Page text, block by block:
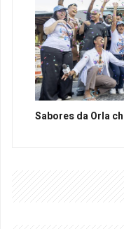
Sabores da Orla